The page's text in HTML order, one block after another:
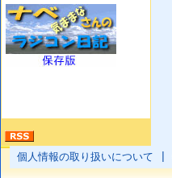
個人情報の取り扱いについて